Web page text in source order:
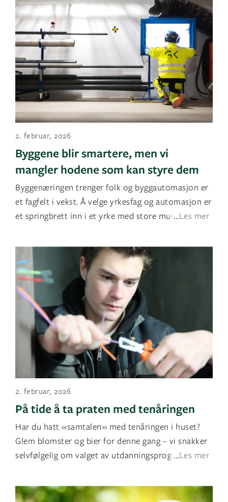
2. februar, 2026
Byggene blir smartere, men vi
mangler hodene som kan styre dem
Byggenæringen trenger folk og byggautomasjon er
et fagfelt i vekst. Å velge yrkesfag og automasjon er
et springbrett inn i et yrke med store muligheter o
...Les mer
2. februar, 2026
På tide å ta praten med tenåringen
Har du hatt «samtalen» med tenåringen i huset?
Glem blomster og bier for denne gang – vi snakker
selvfølgelig om valget av utdanningsprogram fo
...Les mer